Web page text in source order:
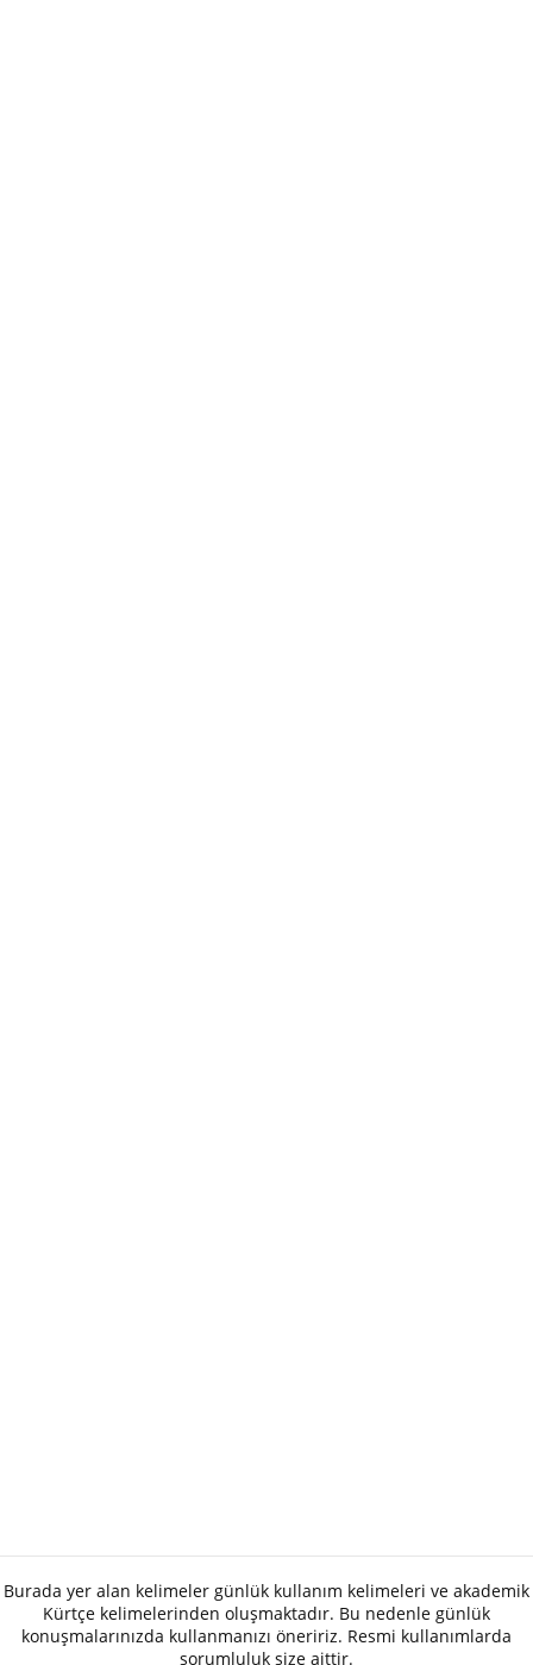
Burada yer alan kelimeler günlük kullanım kelimeleri ve akademik
Kürtçe kelimelerinden oluşmaktadır. Bu nedenle günlük
konuşmalarınızda kullanmanızı öneririz. Resmi kullanımlarda
sorumluluk size aittir.